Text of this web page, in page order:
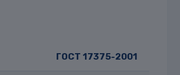
ГОСТ 17375-2001